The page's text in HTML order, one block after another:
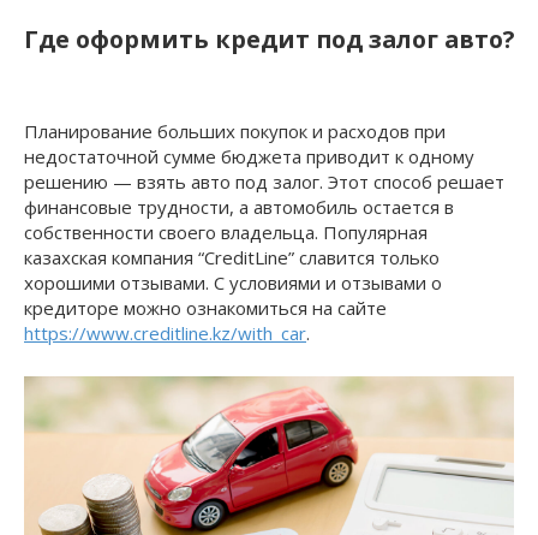
Где оформить кредит под залог авто?
Планирование больших покупок и расходов при
недостаточной сумме бюджета приводит к одному
решению — взять авто под залог. Этот способ решает
финансовые трудности, а автомобиль остается в
собственности своего владельца. Популярная
казахская компания “CreditLine” славится только
хорошими отзывами. С условиями и отзывами о
кредиторе можно ознакомиться на сайте
https://www.creditline.kz/with_car.